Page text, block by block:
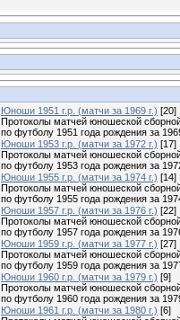
Юноши 1951 г.р. (матчи за 1969 г.) [20]
Протоколы матчей юношеской
по футболу 1951 года рождения за
Юноши 1953 г.р. (матчи за 1972 г.) [17]
Протоколы матчей юношеской
по футболу 1953 года рождения за
Юноши 1955 г.р. (матчи за 1974 г.) [14]
Протоколы матчей юношеской
по футболу 1955 года рождения за
Юноши 1957 г.р. (матчи за 1976 г.) [22]
Протоколы матчей юношеской
по футболу 1957 года рождения за
Юноши 1959 г.р. (матчи за 1977 г.) [27]
Протоколы матчей юношеской
по футболу 1959 года рождения за
Юноши 1960 г.р. (матчи за 1979 г.) [9]
Протоколы матчей юношеской
по футболу 1960 года рождения за
Юноши 1961 г.р. (матчи за 1980 г.) [6]